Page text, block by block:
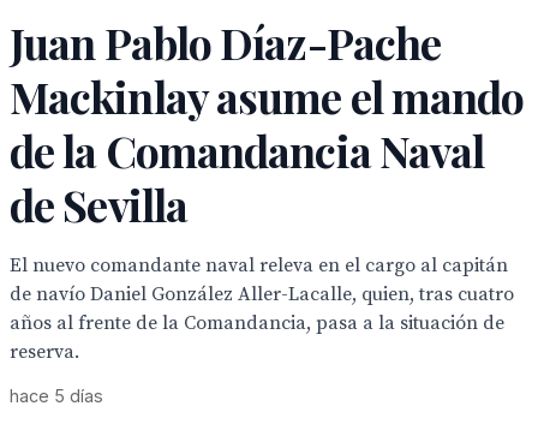
Juan Pablo Díaz-Pache
Mackinlay asume el mando
de la Comandancia Naval
de Sevilla
El nuevo comandante naval releva en el cargo al capitán
de navío Daniel González Aller-Lacalle, quien, tras cuatro
años al frente de la Comandancia, pasa a la situación de
reserva.
hace 5 días